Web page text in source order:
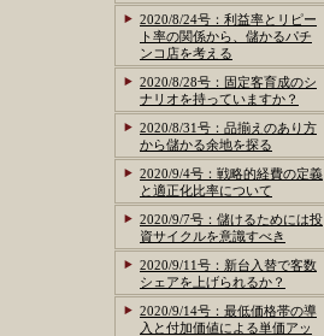
2020/8/24号：利益率とリピー
ト率の関係から、儲かるパチ
ンコ店を考える
2020/8/28号：固定客育成のシ
ナリオを持っていますか？
2020/8/31号：品揃えのあり方
から儲かる余地を探る
2020/9/4号：戦略的経費の定義
と適正化比率について
2020/9/7号：儲けるためには投
資サイクルを意識すべき
2020/9/11号：新台入替で客数
シェアを上げられるか？
2020/9/14号：最低価格帯の導
入と付加価値による単価アッ